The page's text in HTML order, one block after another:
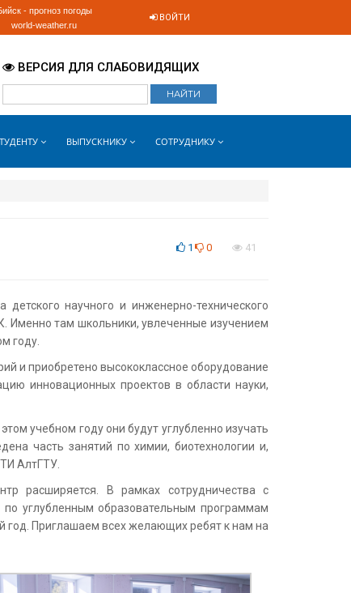
- прогноз погоды
world-weather.ru
ВОЙТИ
ВЕРСИЯ ДЛЯ СЛАБОВИДЯЩИХ
ВЫПУСКНИКУ СОТРУДНИКУ
1 0 41
научного и инженерно-технического
Именно там школьники, увлеченные изучением
году.
и приобретено высококлассное оборудование
инновационных проектов в области науки,
учебном году они будут углубленно изучать
часть занятий по химии, биотехнологии и,
АлтГТУ.
расширяется. В рамках сотрудничества с
углубленным образовательным программам
год. Приглашаем всех желающих ребят к нам на